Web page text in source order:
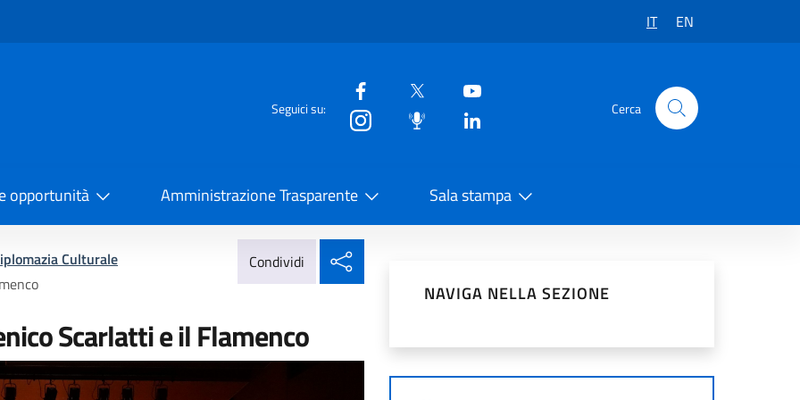
IT EN
Seguici su: Cerca
opportunità Amministrazione Trasparente Sala stampa
Culturale
Condividi
Scarlatti e il Flamenco
NAVIGA NELLA SEZIONE